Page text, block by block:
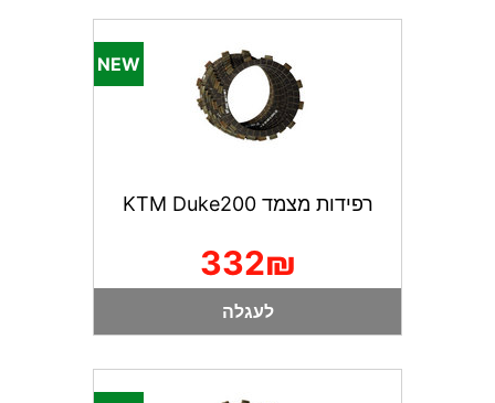
רפידות מצמד KTM Duke200
332₪
לעגלה